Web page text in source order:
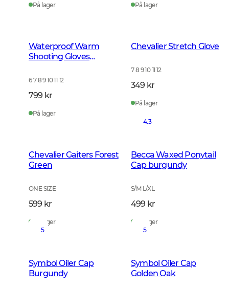
På lager På lager
Waterproof Warm
Shooting Gloves
6 7 8 9 10 11 12
799 kr
På lager
Chevalier Stretch Glove
7 8 9 10 11 12
349 kr
På lager
Chevalier Gaiters Forest
Green
ONE SIZE
599 kr
På lager
4.3
Becca Waxed Ponytail
Cap burgundy
S/M L/XL
499 kr
På lager
5
Symbol Oiler Cap
Burgundy
5
Symbol Oiler Cap
Golden Oak